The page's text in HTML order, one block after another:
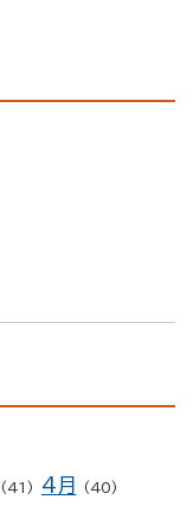
(41) 4月 (40)